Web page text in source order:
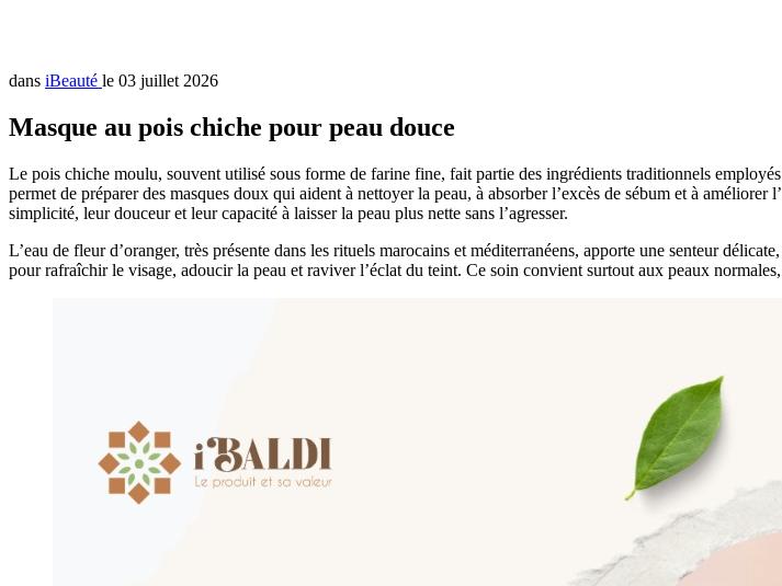
dans iBeauté le 03 juillet 2026
Masque au pois chiche pour peau douce
Le pois chiche moulu, souvent utilisé sous forme de farine fine, fait partie des ingrédients traditionnels
permet de préparer des masques doux qui aident à nettoyer la peau, à absorber l’excès de sébum et à
simplicité, leur douceur et leur capacité à laisser la peau plus nette sans l’agresser.
L’eau de fleur d’oranger, très présente dans les rituels marocains et méditerranéens, apporte une senteur
pour rafraîchir le visage, adoucir la peau et raviver l’éclat du teint. Ce soin convient surtout aux peaux